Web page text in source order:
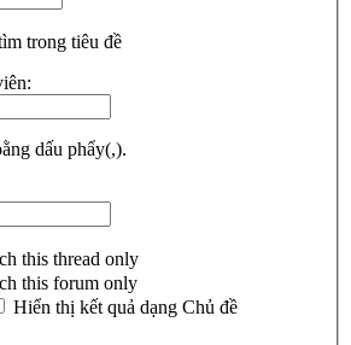
trong tiêu đề
dấu phẩy(,).
this thread only
this forum only
Hiển thị kết quả dạng Chủ đề